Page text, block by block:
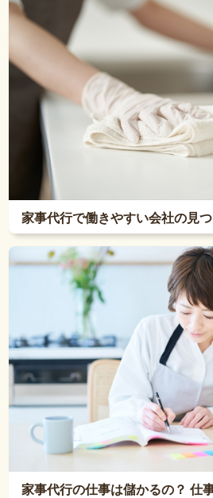
家事代行で働きやすい会社の見
家事代行の仕事は儲かるの？ 仕